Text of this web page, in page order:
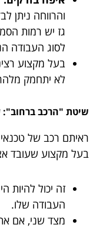
והרווחה ניתן
גז יש רמות
לסוג העבודה
בעל מקצוע
לא יתחמק
שיטת "הרכב ברחוב":
ראיתם רכב של
בעל מקצוע שעובד
זה יכול להיות
העבודה שלו.
מצד שני, אם